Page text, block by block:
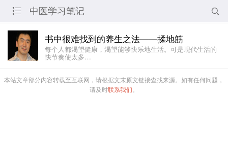
 中医学习笔记 
书中很难找到的养生之法——揉地筋
每个人都渴望健康，渴望能够快乐地生活。可是现代生活的
快节奏使太多…
本站文章部分内容转载至互联网，请根据文末原文链接查找来源。如有任何问题，
请及时联系我们